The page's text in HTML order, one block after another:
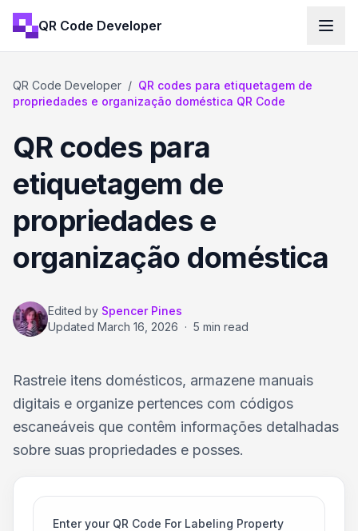
QR Code Developer
QR Code Developer / QR codes para etiquetagem de
propriedades e organização doméstica QR Code
QR codes para
etiquetagem de
propriedades e
organização doméstica
Edited by Spencer Pines
Updated March 16, 2026 · 5 min read
Rastreie itens domésticos, armazene manuais
digitais e organize pertences com códigos
escaneáveis que contêm informações detalhadas
sobre suas propriedades e posses.
Enter your QR Code For Labeling Property